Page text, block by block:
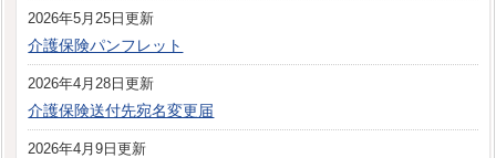
2026年5月25日更新
介護保険パンフレット
2026年4月28日更新
介護保険送付先宛名変更届
2026年4月9日更新